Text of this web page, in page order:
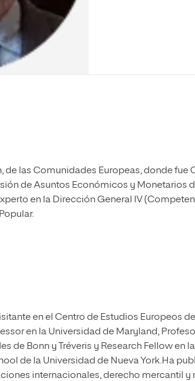
Ciencias Políticas y Relaciones
Internacionales
de Humanidades
de Organización y
de las Comunidades Europeas, donde fue
de Asuntos Económicos y Monetarios
en la Dirección General IV
en el Centro de Estudios Europeos
en la Universidad de Maryland,
de Bonn y Tréveris y Research Fellow en
de la Universidad de Nueva York.Ha
internacionales, derecho mercantil y